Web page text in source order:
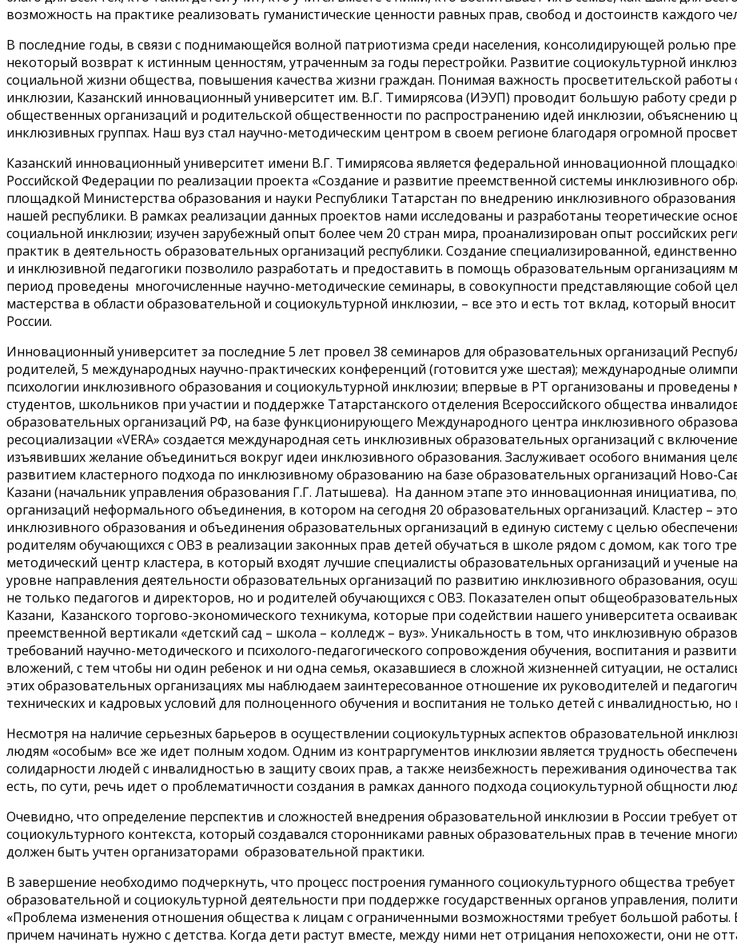
возможность на практике реализовать гуманистические ценности равных прав, свобод и достоинств каждого
В последние годы, в связи с поднимающейся волной патриотизма среди населения, консолидирующей ролью
некоторый возврат к истинным ценностям, утраченным за годы перестройки. Развитие социокультурной
социальной жизни общества, повышения качества жизни граждан. Понимая важность просветительской работы
инклюзии, Казанский инновационный университет им. В.Г. Тимирясова (ИЭУП) проводит большую работу среди
общественных организаций и родительской общественности по распространению идей инклюзии, объяснению
инклюзивных группах. Наш вуз стал научно-методическим центром в своем регионе благодаря огромной
Казанский инновационный университет имени В.Г. Тимирясова является федеральной инновационной
Российской Федерации по реализации проекта «Создание и развитие преемственной системы инклюзивного
площадкой Министерства образования и науки Республики Татарстан по внедрению инклюзивного
нашей республики. В рамках реализации данных проектов нами исследованы и разработаны теоретические
социальной инклюзии; изучен зарубежный опыт более чем 20 стран мира, проанализирован опыт российских
практик в деятельность образовательных организаций республики. Создание специализированной,
и инклюзивной педагогики позволило разработать и предоставить в помощь образовательным организациям
период проведены многочисленные научно-методические семинары, в совокупности представляющие собой
мастерства в области образовательной и социокультурной инклюзии, – все это и есть тот вклад, который
России.
Инновационный университет за последние 5 лет провел 38 семинаров для образовательных организаций
родителей, 5 международных научно-практических конференций (готовится уже шестая); международные
психологии инклюзивного образования и социокультурной инклюзии; впервые в РТ организованы и
студентов, школьников при участии и поддержке Татарстанского отделения Всероссийского общества
образовательных организаций РФ, на базе функционирующего Международного центра инклюзивного
ресоциализации «VERA» создается международная сеть инклюзивных образовательных организаций с
изъявивших желание объединиться вокруг идеи инклюзивного образования. Заслуживает особого внимания
развитием кластерного подхода по инклюзивному образованию на базе образовательных организаций Ново-
Казани (начальник управления образования Г.Г. Латышева). На данном этапе это инновационная инициатива,
организаций неформального объединения, в котором на сегодня 20 образовательных организаций. Кластер –
инклюзивного образования и объединения образовательных организаций в единую систему с целью
родителям обучающихся с ОВЗ в реализации законных прав детей обучаться в школе рядом с домом, как того
методический центр кластера, в который входят лучшие специалисты образовательных организаций и ученые
уровне направления деятельности образовательных организаций по развитию инклюзивного образования,
не только педагогов и директоров, но и родителей обучающихся с ОВЗ. Показателен опыт
Казани, Казанского торгово-экономического техникума, которые при содействии нашего университета
преемственной вертикали «детский сад – школа – колледж – вуз». Уникальность в том, что инклюзивную
требований научно-методического и психолого-педагогического сопровождения обучения, воспитания и
вложений, с тем чтобы ни один ребенок и ни одна семья, оказавшиеся в сложной жизненней ситуации, не
этих образовательных организациях мы наблюдаем заинтересованное отношение их руководителей и
технических и кадровых условий для полноценного обучения и воспитания не только детей с инвалидностью, но
Несмотря на наличие серьезных барьеров в осуществлении социокультурных аспектов образовательной
людям «особым» все же идет полным ходом. Одним из контраргументов инклюзии является трудность
солидарности людей с инвалидностью в защиту своих прав, а также неизбежность переживания одиночества
есть, по сути, речь идет о проблематичности создания в рамках данного подхода социокультурной общности
Очевидно, что определение перспектив и сложностей внедрения образовательной инклюзии в России требует
социокультурного контекста, который создавался сторонниками равных образовательных прав в течение
должен быть учтен организаторами образовательной практики.
В завершение необходимо подчеркнуть, что процесс построения гуманного социокультурного общества
образовательной и социокультурной деятельности при поддержке государственных органов управления,
«Проблема изменения отношения общества к лицам с ограниченными возможностями требует большой
причем начинать нужно с детства. Когда дети растут вместе, между ними нет отрицания непохожести, они не